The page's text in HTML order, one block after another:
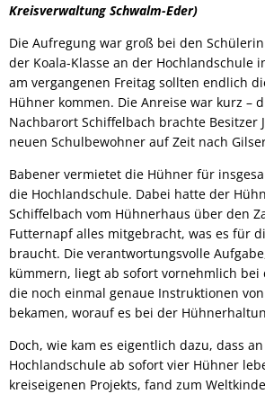
Kreisverwaltung Schwalm-Eder)
Die Aufregung war groß bei den
der Koala-Klasse an der Hochlandschule
am vergangenen Freitag sollten endlich
Hühner kommen. Die Anreise war kurz –
Nachbarort Schiffelbach brachte Besitzer
neuen Schulbewohner auf Zeit nach
Babener vermietet die Hühner für
die Hochlandschule. Dabei hatte der
Schiffelbach vom Hühnerhaus über den
Futternapf alles mitgebracht, was es für
braucht. Die verantwortungsvolle
kümmern, liegt ab sofort vornehmlich bei
die noch einmal genaue Instruktionen
bekamen, worauf es bei der
Doch, wie kam es eigentlich dazu, dass
Hochlandschule ab sofort vier Hühner
kreiseigenen Projekts, fand zum